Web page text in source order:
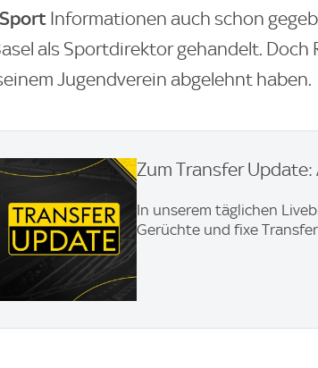
Informationen auch schon
als Sportdirektor gehandelt.
Jugendverein abgelehnt haben.
Zum Transfer Update:
In unserem täglichen
Gerüchte und fixe